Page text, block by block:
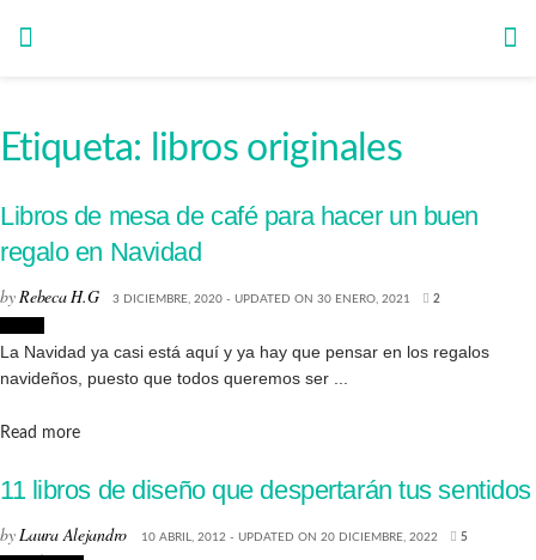
Etiqueta: libros originales
Libros de mesa de café para hacer un buen
regalo en Navidad
byRebeca H.G 3 DICIEMBRE, 2020 - UPDATED ON 30 ENERO, 2021 2
La Navidad ya casi está aquí y ya hay que pensar en los regalos
navideños, puesto que todos queremos ser ...
Read moreDetails
11 libros de diseño que despertarán tus sentidos
byLaura Alejandro 10 ABRIL, 2012 - UPDATED ON 20 DICIEMBRE, 2022 5